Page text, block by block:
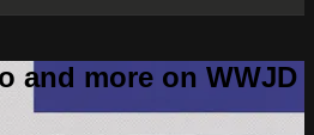
and more on WWJD